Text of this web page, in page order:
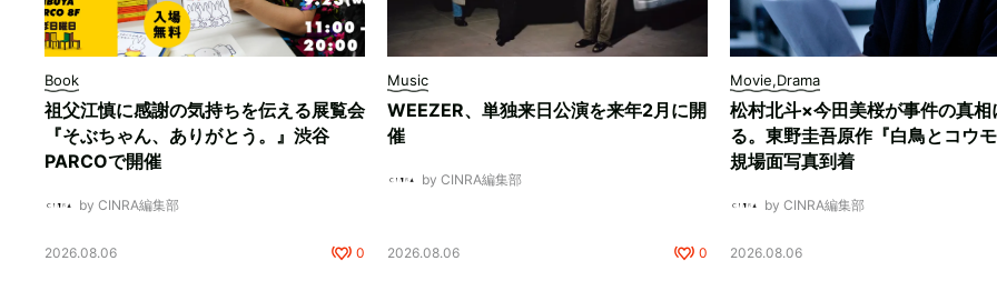
Book
祖父江慎に感謝の気持ちを伝える展覧会
『そぶちゃん、ありがとう。』渋谷
PARCOで開催
by CINRA編集部
2026.08.06 0
Music
WEEZER、単独来日公演を来年2月に開
催
by CINRA編集部
2026.08.06 0
Movie,Drama
松村北斗×今田美桜が事件の真相
る。東野圭吾原作『白鳥とコウ
規場面写真到着
by CINRA編集部
2026.08.06